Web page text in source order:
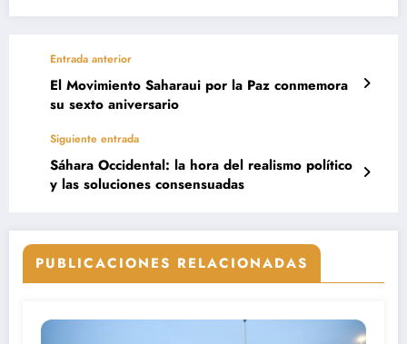
Entrada anterior
El Movimiento Saharaui por la Paz conmemora
su sexto aniversario
Siguiente entrada
Sáhara Occidental: la hora del realismo político
y las soluciones consensuadas
PUBLICACIONES RELACIONADAS